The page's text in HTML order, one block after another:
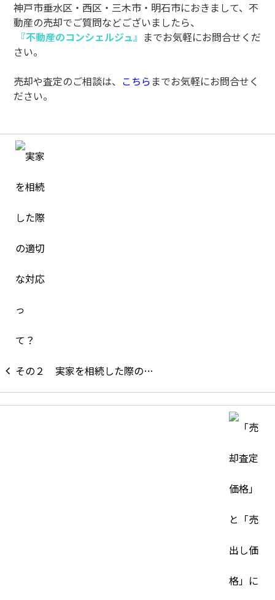
神戸市垂水区・西区・三木市・明石市におきまして、不
動産の売却でご質問などございましたら、
『不動産のコンシェルジュ』 までお気軽にお問合せくだ
さい。
売却や査定のご相談は、 こちら までお気軽にお問合せく
ださい。
実家を相続した際の…